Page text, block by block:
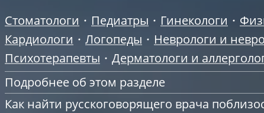
Стоматологи Педиатры Гинекологи
Кардиологи
Логопеды Неврологи и
Психотерапевты
Дерматологи и
Подробнее об этом разделе
Как найти русскоговорящего врача